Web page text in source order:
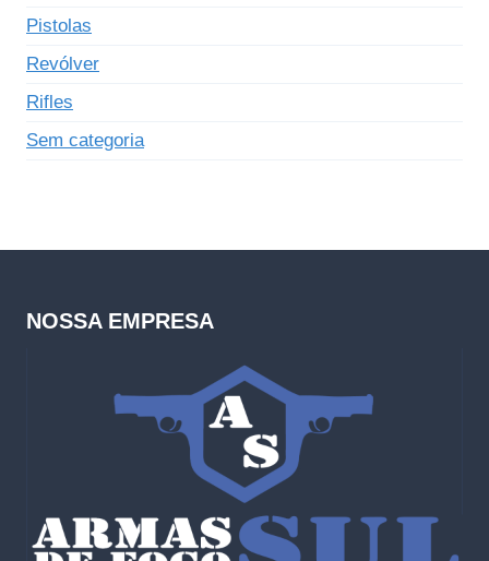
Pistolas
Revólver
Rifles
Sem categoria
NOSSA EMPRESA